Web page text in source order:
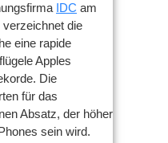
IDC am
die
eine rapide
Apples
Die
für das
Absatz, der höher
sein wird.